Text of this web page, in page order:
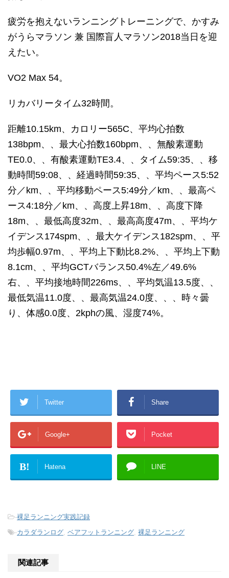
疲労を抱えないランニングトレーニングで、かすみ
がうらマラソン 兼 国際盲人マラソン2018当日を迎
えたい。
VO2 Max 54。
リカバリータイム32時間。
距離10.15km、カロリー565C、平均心拍数
138bpm、、最大心拍数160bpm、、無酸素運動
TE0.0、、有酸素運動TE3.4、、タイム59:35、、移
動時間59:08、、経過時間59:35、、平均ペース5:52
分／km、、平均移動ペース5:49分／km、、最高ペ
ース4:18分／km、、高度上昇18m、、高度下降
18m、、最低高度32m、、最高高度47m、、平均ケ
イデンス174spm、、最大ケイデンス182spm、、平
均歩幅0.97m、、平均上下動比8.2%、、平均上下動
8.1cm、、平均GCTバランス50.4%左／49.6%
右、、平均接地時間226ms、、平均気温13.5度、、
最低気温11.0度、、最高気温24.0度、、、時々曇
り、体感0.0度、2kphの風、湿度74%。
Twitter Share
Google+ Pocket
B! Hatena LINE
-裸足ランニング実践記録
-カラダランログ, ベアフットランニング, 裸足ランニング
関連記事